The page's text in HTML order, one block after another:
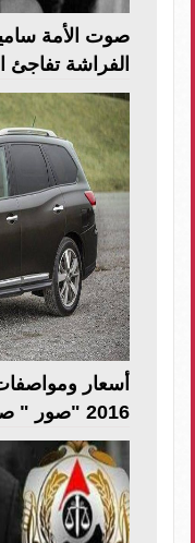
صوت الأمة
الفراشة تفاجئ
أسعار
2016 "صور " صوت الأمة